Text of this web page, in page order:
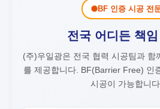
BF 인증 시공 전
전국 어디든 책
(주)우일광은 전국 협력 시공팀과 함
를 제공합니다.
BF(Barrier Free) 인
시공이 가능합니다.